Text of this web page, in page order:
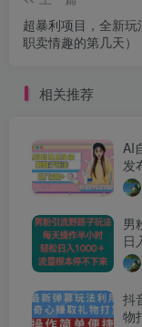
超暴利项目，全新玩
职卖情趣的第几天）
相关推荐
AI
发
男
日
抖
物